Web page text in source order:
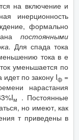
на включение и
инерционность
формально
постоянными
Для спада тока
тока в е
уменьшается по
идет по закону Iф =
нарастания
м
. Постоянные
но имеют, как
т приведены в